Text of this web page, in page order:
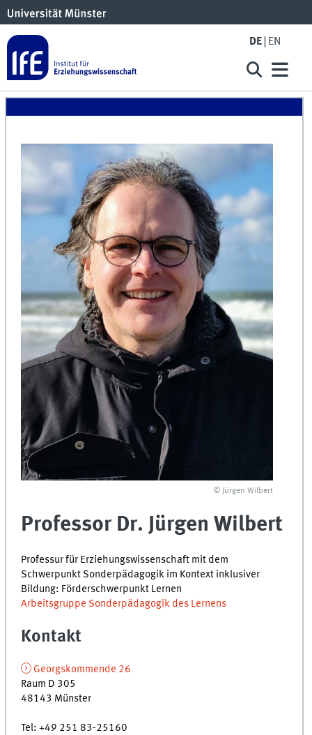
DE EN
© Jürgen Wilbert
Professor Dr. Jürgen Wilbert
Professur für Erziehungswissenschaft mit dem
Schwerpunkt Sonderpädagogik im Kontext inklusiver
Bildung: Förderschwerpunkt Lernen
Arbeitsgruppe Sonderpädagogik des Lernens
Kontakt
Georgskommende 26
Raum D 305
48143 Münster
Tel: +49 251 83-25160